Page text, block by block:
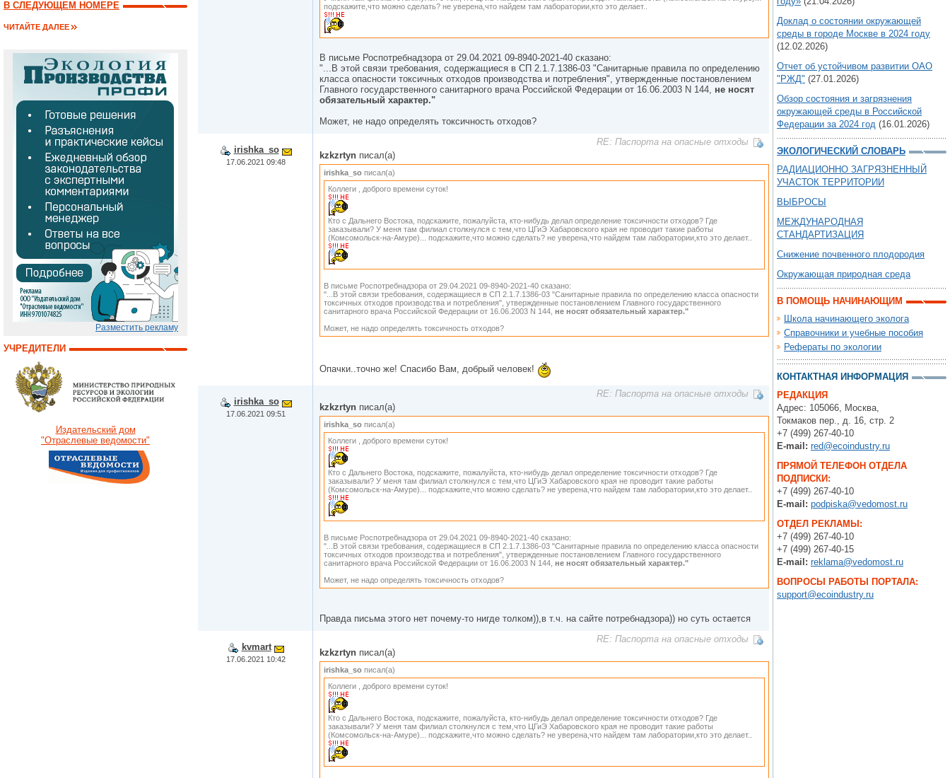
В СЛЕДУЮЩЕМ НОМЕРЕ
ЧИТАЙТЕ ДАЛЕЕ
Разместить рекламу
УЧРЕДИТЕЛИ
Издательский дом
"Отраслевые ведомости"
подскажите,что можно сделать? не уверена,что найдем там лаборатории,кто это делает..
В письме Роспотребнадзора от 29.04.2021 09-8940-2021-40 сказано:
"...В этой связи требования, содержащиеся в СП 2.1.7.1386-03 "Санитарные правила по определению
класса опасности токсичных отходов производства и потребления", утвержденные постановлением
Главного государственного санитарного врача Российской Федерации от 16.06.2003 N 144, не носят
обязательный характер."
Может, не надо определять токсичность отходов?
irishka_so
17.06.2021 09:48
RE: Паспорта на опасные отходы
kzkzrtyn писал(а)
irishka_so писал(а)
Коллеги , доброго времени суток!
Кто с Дальнего Востока, подскажите, пожалуйста, кто-нибудь делал определение токсичности отходов? Где
заказывали? У меня там филиал столкнулся с тем,что ЦГиЭ Хабаровского края не проводит такие работы
(Комсомольск-на-Амуре)... подскажите,что можно сделать? не уверена,что найдем там лаборатории,кто это делает..
В письме Роспотребнадзора от 29.04.2021 09-8940-2021-40 сказано:
"...В этой связи требования, содержащиеся в СП 2.1.7.1386-03 "Санитарные правила по определению класса опасности
токсичных отходов производства и потребления", утвержденные постановлением Главного государственного
санитарного врача Российской Федерации от 16.06.2003 N 144, не носят обязательный характер."
Может, не надо определять токсичность отходов?
Опачки..точно же! Спасибо Вам, добрый человек!
irishka_so
17.06.2021 09:51
RE: Паспорта на опасные отходы
kzkzrtyn писал(а)
irishka_so писал(а)
Коллеги , доброго времени суток!
Кто с Дальнего Востока, подскажите, пожалуйста, кто-нибудь делал определение токсичности отходов? Где
заказывали? У меня там филиал столкнулся с тем,что ЦГиЭ Хабаровского края не проводит такие работы
(Комсомольск-на-Амуре)... подскажите,что можно сделать? не уверена,что найдем там лаборатории,кто это делает..
В письме Роспотребнадзора от 29.04.2021 09-8940-2021-40 сказано:
"...В этой связи требования, содержащиеся в СП 2.1.7.1386-03 "Санитарные правила по определению класса опасности
токсичных отходов производства и потребления", утвержденные постановлением Главного государственного
санитарного врача Российской Федерации от 16.06.2003 N 144, не носят обязательный характер."
Может, не надо определять токсичность отходов?
Правда письма этого нет почему-то нигде толком)),в т.ч. на сайте потребнадзора)) но суть остается
kvmart
17.06.2021 10:42
RE: Паспорта на опасные отходы
kzkzrtyn писал(а)
irishka_so писал(а)
Коллеги , доброго времени суток!
Кто с Дальнего Востока, подскажите, пожалуйста, кто-нибудь делал определение токсичности отходов? Где
заказывали? У меня там филиал столкнулся с тем,что ЦГиЭ Хабаровского края не проводит такие работы
(Комсомольск-на-Амуре)... подскажите,что можно сделать? не уверена,что найдем там лаборатории,кто это делает..
Доклад о состоянии окружающей
среды в городе Москве в 2024 году
(12.02.2026)
Отчет об устойчивом развитии ОАО
"РЖД" (27.01.2026)
Обзор состояния и загрязнения
окружающей среды в Российской
Федерации за 2024 год (16.01.2026)
ЭКОЛОГИЧЕСКИЙ СЛОВАРЬ
РАДИАЦИОННО ЗАГРЯЗНЕННЫЙ
УЧАСТОК ТЕРРИТОРИИ
ВЫБРОСЫ
МЕЖДУНАРОДНАЯ
СТАНДАРТИЗАЦИЯ
Снижение почвенного плодородия
Окружающая природная среда
В ПОМОЩЬ НАЧИНАЮЩИМ
Школа начинающего эколога
Справочники и учебные пособия
Рефераты по экологии
КОНТАКТНАЯ ИНФОРМАЦИЯ
РЕДАКЦИЯ
Адрес: 105066, Москва,
Токмаков пер., д. 16, стр. 2
+7 (499) 267-40-10
E-mail: red@ecoindustry.ru
ПРЯМОЙ ТЕЛЕФОН ОТДЕЛА
ПОДПИСКИ:
+7 (499) 267-40-10
E-mail: podpiska@vedomost.ru
ОТДЕЛ РЕКЛАМЫ:
+7 (499) 267-40-10
+7 (499) 267-40-15
E-mail: reklama@vedomost.ru
ВОПРОСЫ РАБОТЫ ПОРТАЛА:
support@ecoindustry.ru